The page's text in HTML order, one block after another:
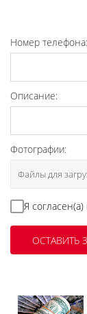
Номер телефона:
Описание:
Фотографии:
Файлы для
Я